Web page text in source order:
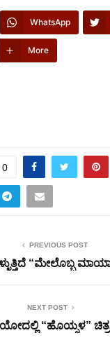
WhatsApp
More
0
PREVIOUS POST
“ಮೇಲೊಬ್ಬ
NEXT POST
“ಹೊಯ್ಸಳ”